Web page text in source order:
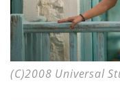
(C)2008 Universal